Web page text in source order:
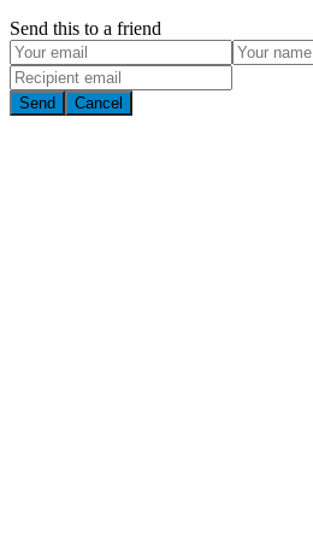
Send this to a friend
Send Cancel